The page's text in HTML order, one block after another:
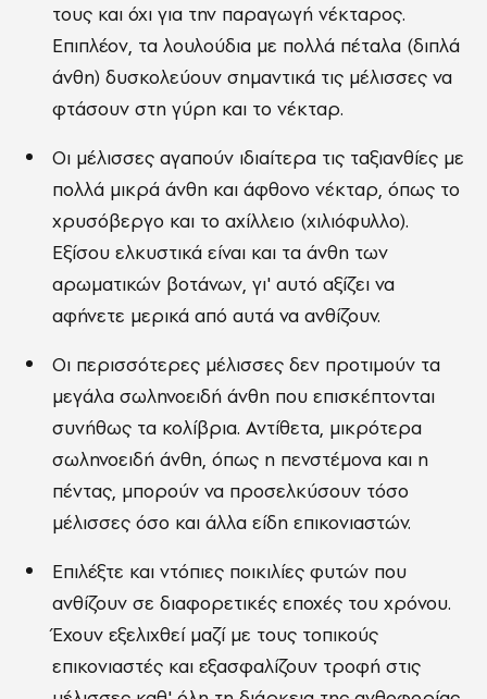
τους και όχι για την παραγωγή νέκταρος.
Επιπλέον, τα λουλούδια με πολλά πέταλα (διπλά
άνθη) δυσκολεύουν σημαντικά τις μέλισσες να
φτάσουν στη γύρη και το νέκταρ.
Οι μέλισσες αγαπούν ιδιαίτερα τις ταξιανθίες με
πολλά μικρά άνθη και άφθονο νέκταρ, όπως το
χρυσόβεργο και το αχίλλειο (χιλιόφυλλο).
Εξίσου ελκυστικά είναι και τα άνθη των
αρωματικών βοτάνων, γι' αυτό αξίζει να
αφήνετε μερικά από αυτά να ανθίζουν.
Οι περισσότερες μέλισσες δεν προτιμούν τα
μεγάλα σωληνοειδή άνθη που επισκέπτονται
συνήθως τα κολίβρια. Αντίθετα, μικρότερα
σωληνοειδή άνθη, όπως η πενστέμονα και η
πέντας, μπορούν να προσελκύσουν τόσο
μέλισσες όσο και άλλα είδη επικονιαστών.
Επιλέξτε και ντόπιες ποικιλίες φυτών που
ανθίζουν σε διαφορετικές εποχές του χρόνου.
Έχουν εξελιχθεί μαζί με τους τοπικούς
επικονιαστές και εξασφαλίζουν τροφή στις